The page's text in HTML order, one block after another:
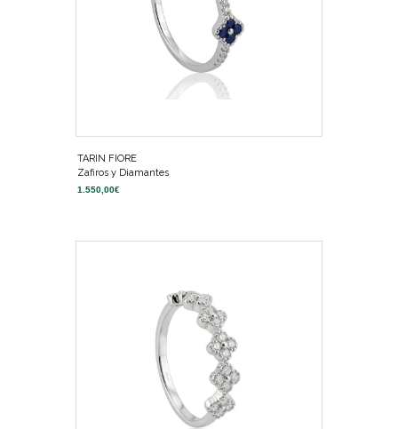
TARIN FIORE
Zafiros y Diamantes
1.550,00€